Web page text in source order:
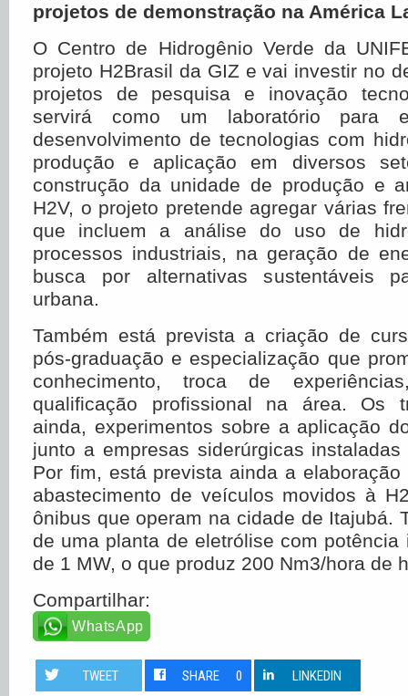
projetos de demonstração na América
O Centro de Hidrogênio Verde da
projeto H2Brasil da GIZ e vai investir no
projetos de pesquisa e inovação
servirá como um laboratório para
desenvolvimento de tecnologias com
produção e aplicação em diversos
construção da unidade de produção e
H2V, o projeto pretende agregar várias
que incluem a análise do uso de
processos industriais, na geração de
busca por alternativas sustentáveis
urbana.
Também está prevista a criação de
pós-graduação e especialização que
conhecimento, troca de
qualificação profissional na área. Os
ainda, experimentos sobre a aplicação
junto a empresas siderúrgicas
Por fim, está prevista ainda a
abastecimento de veículos movidos à H
ônibus que operam na cidade de Itajubá.
de uma planta de eletrólise com potência
de 1 MW, o que produz 200 Nm3/hora de
Compartilhar:
WhatsApp
TWEET SHARE 0 LINKEDIN